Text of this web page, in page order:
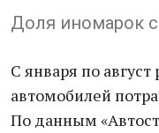
Доля иномарок
С января по
автомобилей
По данным